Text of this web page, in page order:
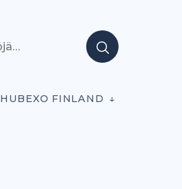
HUBEXO FINLAND